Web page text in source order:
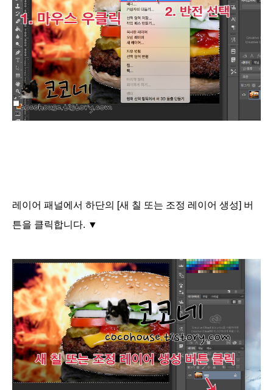
레이어 패널에서 하단의 [새 칠 또는 조정 레이어 생성] 버
튼을 클릭합니다. ▼